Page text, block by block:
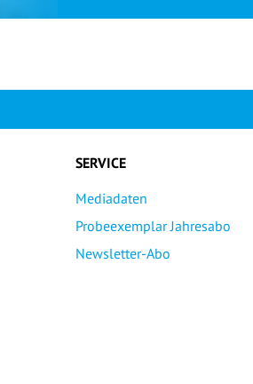
SERVICE
Mediadaten
Probeexemplar Jahresabo
Newsletter-Abo